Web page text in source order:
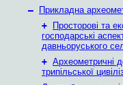
–
Прикладна
+
Просторові та
господарські
давньоруського
+ Археометричні
трипільської